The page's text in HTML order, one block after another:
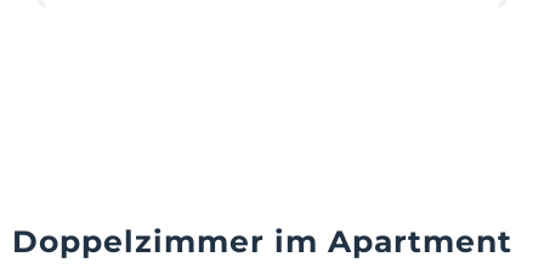
Doppelzimmer im Apartment